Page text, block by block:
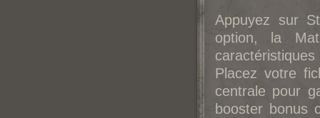
Appuyez sur
option, la
Placez votre
centrale pour
booster bonus